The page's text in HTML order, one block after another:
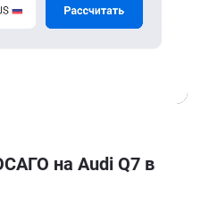
на Audi Q7 в